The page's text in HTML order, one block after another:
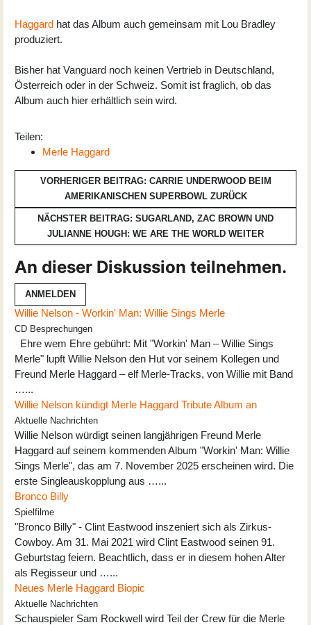
Haggard hat das Album auch gemeinsam mit Lou Bradley
produziert.
Bisher hat Vanguard noch keinen Vertrieb in Deutschland,
Österreich oder in der Schweiz. Somit ist fraglich, ob das
Album auch hier erhältlich sein wird.
Teilen:
Merle Haggard
VORHERIGER BEITRAG: CARRIE UNDERWOOD BEIM
AMERIKANISCHEN SUPERBOWL ZURÜCK
NÄCHSTER BEITRAG: SUGARLAND, ZAC BROWN UND
JULIANNE HOUGH: WE ARE THE WORLD WEITER
An dieser Diskussion teilnehmen.
ANMELDEN
Willie Nelson - Workin' Man: Willie Sings Merle
CD Besprechungen
Ehre wem Ehre gebührt: Mit "Workin' Man – Willie Sings
Merle" lupft Willie Nelson den Hut vor seinem Kollegen und
Freund Merle Haggard – elf Merle-Tracks, von Willie mit Band
…...
Willie Nelson kündigt Merle Haggard Tribute Album an
Aktuelle Nachrichten
Willie Nelson würdigt seinen langjährigen Freund Merle
Haggard auf seinem kommenden Album "Workin' Man: Willie
Sings Merle", das am 7. November 2025 erscheinen wird. Die
erste Singleauskopplung aus …...
Bronco Billy
Spielfilme
"Bronco Billy" - Clint Eastwood inszeniert sich als Zirkus-
Cowboy. Am 31. Mai 2021 wird Clint Eastwood seinen 91.
Geburtstag feiern. Beachtlich, dass er in diesem hohen Alter
als Regisseur und …...
Neues Merle Haggard Biopic
Aktuelle Nachrichten
Schauspieler Sam Rockwell wird Teil der Crew für die Merle